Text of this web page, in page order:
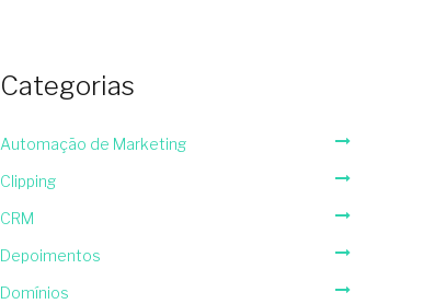
Categorias
Automação de Marketing
Clipping
CRM
Depoimentos
Domínios